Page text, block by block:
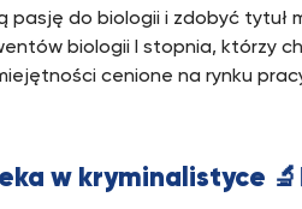
pasję do biologii i zdobyć tytuł
biologii I stopnia, którzy
cenione na rynku
w kryminalistyce